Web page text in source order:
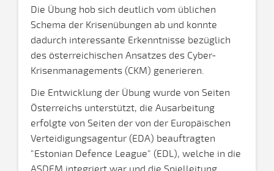
Die Übung hob sich deutlich vom üblichen
Schema der Krisenübungen ab und konnte
dadurch interessante Erkenntnisse bezüglich
des österreichischen Ansatzes des Cyber-
Krisenmanagements (CKM) generieren.
Die Entwicklung der Übung wurde von Seiten
Österreichs unterstützt, die Ausarbeitung
erfolgte von Seiten der von der Europäischen
Verteidigungsagentur (EDA) beauftragten
"Estonian Defence League" (EDL), welche in die